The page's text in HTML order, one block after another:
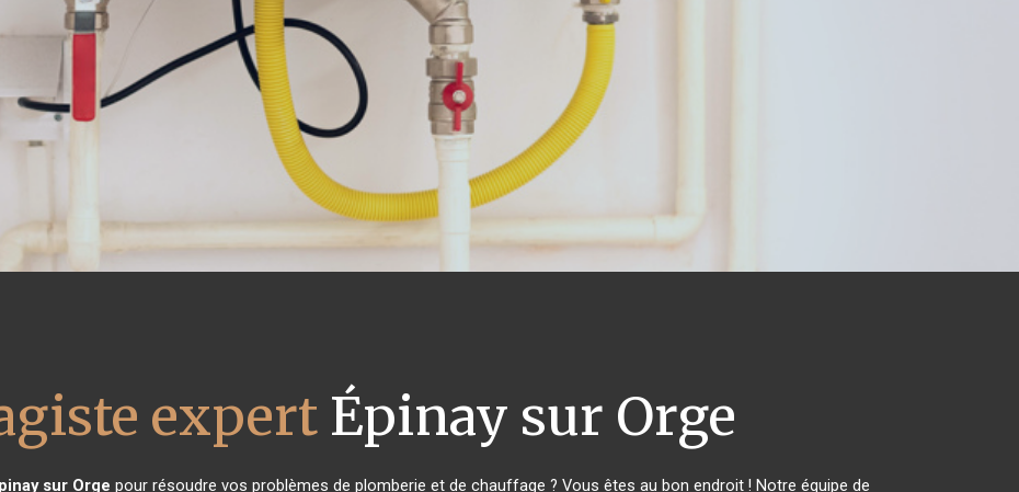
expertÉpinay sur Orge
sur Orge pour résoudre vos problèmes de plomberie et de chauffage ? Vous êtes au bon endroit ! Notre équipe de